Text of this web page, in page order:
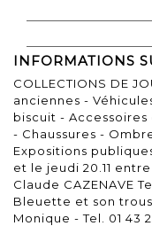
INFORMATIONS
COLLECTIONS DE
anciennes -
biscuit -
- Chaussures -
Expositions
et le jeudi 20.11
Claude CAZENAVE
Bleuette et son
Monique - Tel. 01 43